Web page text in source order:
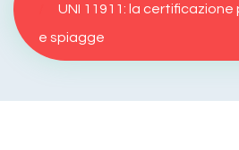
UNI 11911: la certificazione
e spiagge